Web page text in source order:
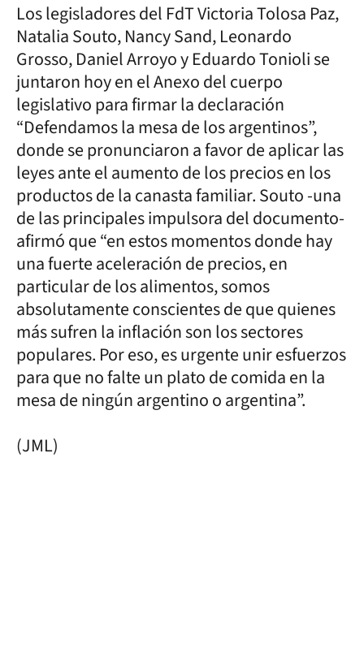
Los legisladores del FdT Victoria Tolosa Paz,
Natalia Souto, Nancy Sand, Leonardo
Grosso, Daniel Arroyo y Eduardo Tonioli se
juntaron hoy en el Anexo del cuerpo
legislativo para firmar la declaración
“Defendamos la mesa de los argentinos”,
donde se pronunciaron a favor de aplicar las
leyes ante el aumento de los precios en los
productos de la canasta familiar. Souto -una
de las principales impulsora del documento-
afirmó que “en estos momentos donde hay
una fuerte aceleración de precios, en
particular de los alimentos, somos
absolutamente conscientes de que quienes
más sufren la inflación son los sectores
populares. Por eso, es urgente unir esfuerzos
para que no falte un plato de comida en la
mesa de ningún argentino o argentina”.
(JML)